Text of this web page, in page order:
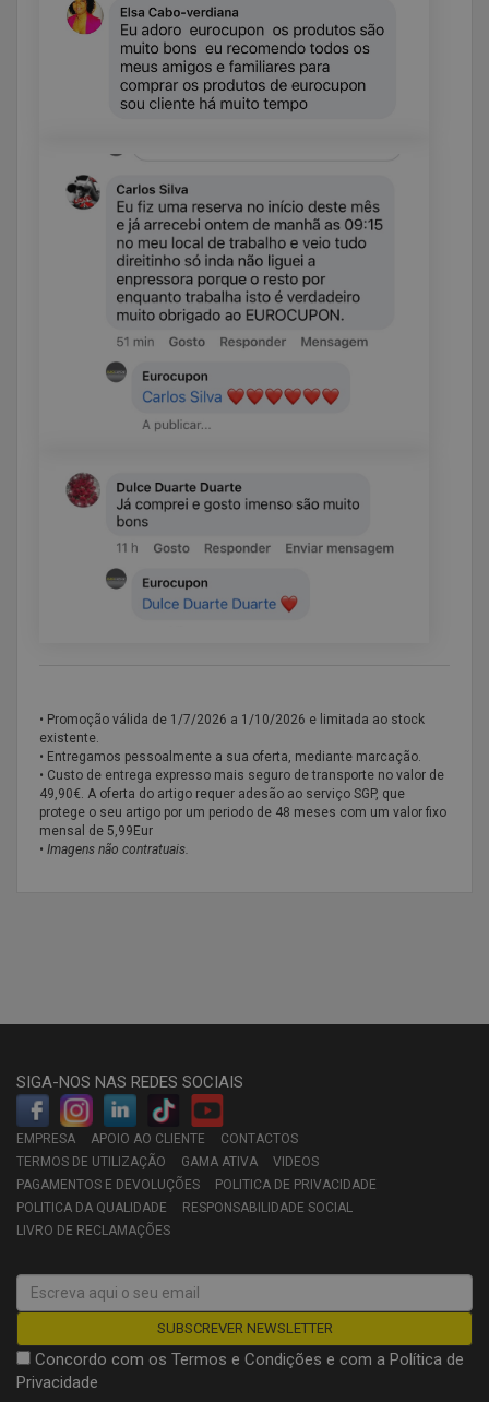
• Promoção válida de 1/7/2026 a 1/10/2026 e limitada ao stock
existente.
• Entregamos pessoalmente a sua oferta, mediante marcação.
• Custo de entrega expresso mais seguro de transporte no valor de
49,90€. A oferta do artigo requer adesão ao serviço SGP, que
protege o seu artigo por um periodo de 48 meses com um valor fixo
mensal de 5,99Eur
• Imagens não contratuais.
SIGA-NOS NAS REDES SOCIAIS
EMPRESA APOIO AO CLIENTE
CONTACTOS
TERMOS DE UTILIZAÇÃO
GAMA ATIVA
VIDEOS
PAGAMENTOS E DEVOLUÇÕES
POLITICA DE PRIVACIDADE
POLITICA DA QUALIDADE
RESPONSABILIDADE SOCIAL
LIVRO DE RECLAMAÇÕES
Concordo com os Termos e Condições e com a Política de
Privacidade